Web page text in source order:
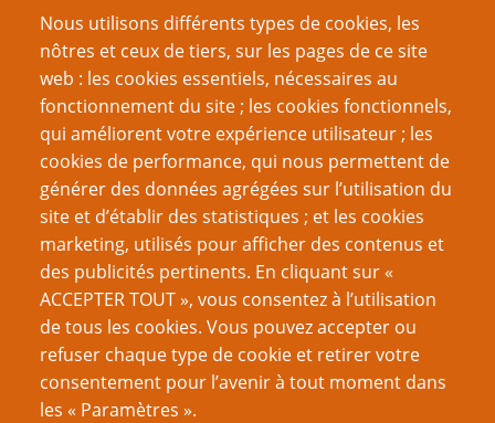
Nous utilisons différents types de cookies, les
nôtres et ceux de tiers, sur les pages de ce site
web : les cookies essentiels, nécessaires au
fonctionnement du site ; les cookies fonctionnels,
qui améliorent votre expérience utilisateur ; les
cookies de performance, qui nous permettent de
générer des données agrégées sur l’utilisation du
site et d’établir des statistiques ; et les cookies
marketing, utilisés pour afficher des contenus et
des publicités pertinents. En cliquant sur «
ACCEPTER TOUT », vous consentez à l’utilisation
de tous les cookies. Vous pouvez accepter ou
refuser chaque type de cookie et retirer votre
consentement pour l’avenir à tout moment dans
les « Paramètres ».
Créer un nouveau compte
Réinitialiser votre mot de passe
Du même auteur
J’ai gagné un prix
Je suis un émulateur
On ferait de très bons animaux de compagnie
Sans dessus-dessous (systèmes)
Tout le monde est magique
Rapport de mission
Les jeux en une page sont-ils sans valeur ?